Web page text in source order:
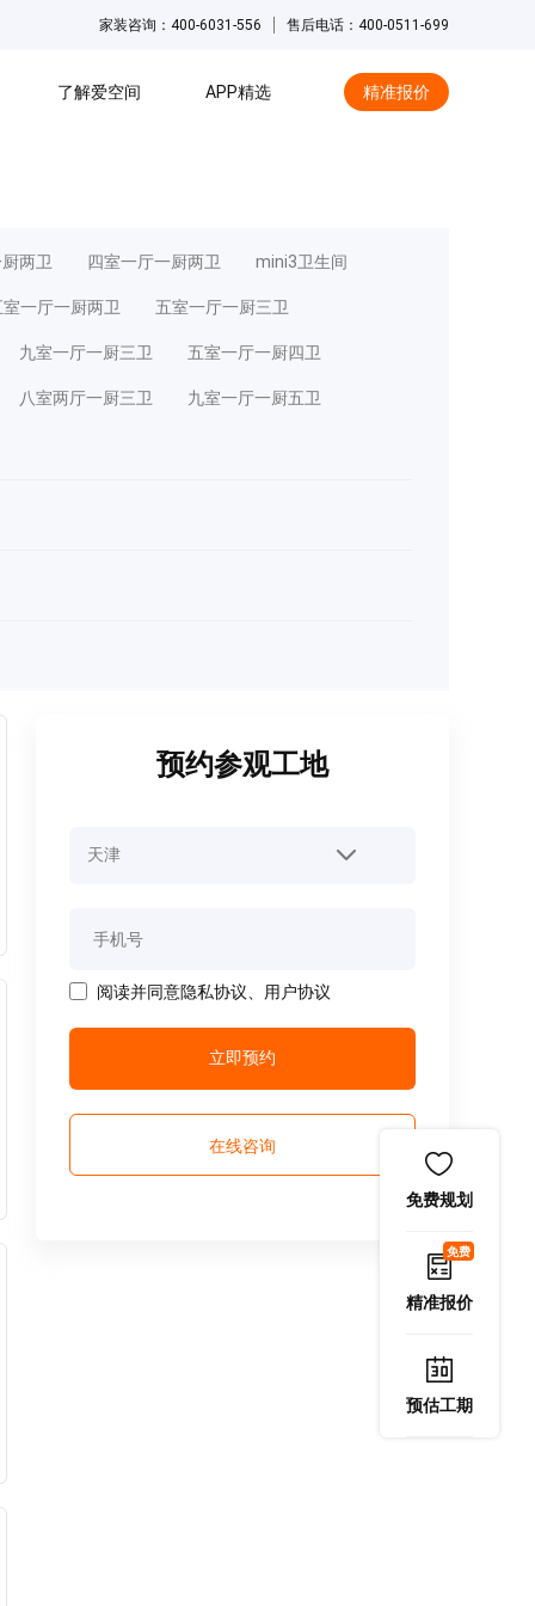
家装咨询：400-6031-556 售后电话：400-0511-699
了解爱空间 APP精选 精准报价
两卫 四室一厅一厨两卫 mini3卫生间
室一厅一厨两卫 五室一厅一厨三卫
九室一厅一厨三卫 五室一厅一厨四卫
八室两厅一厨三卫 九室一厅一厨五卫
预约参观工地
阅读并同意隐私协议 用户协议
立即预约
在线咨询
免费规划
免费
精准报价
预估工期